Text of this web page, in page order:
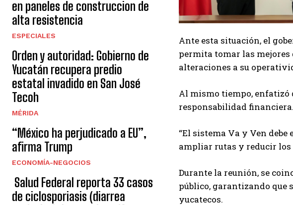
en paneles de construccion de
alta resistencia
ESPECIALES
Orden y autoridad: Gobierno de
Yucatán recupera predio
estatal invadido en San José
Tecoh
MÉRIDA
“México ha perjudicado a EU”,
afirma Trump
ECONOMÍA-NEGOCIOS
Salud Federal reporta 33 casos
de ciclosporiasis (diarrea
Ante esta situación, el
permita tomar las
alteraciones a su
Al mismo tiempo, enfatizó
responsabilidad financiera.
“El sistema Va y Ven
ampliar rutas y reducir los
Durante la reunión, se
público, garantizando que
yucatecos.